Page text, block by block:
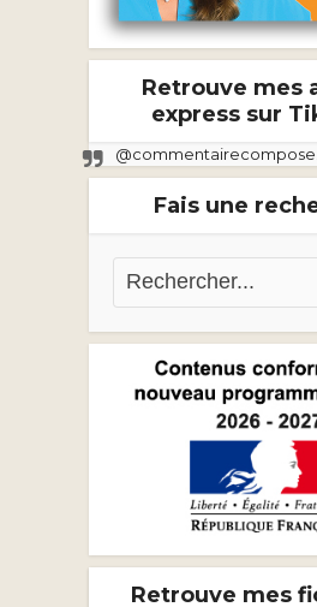
Retrouve mes
express sur
Fais une
Retrouve mes